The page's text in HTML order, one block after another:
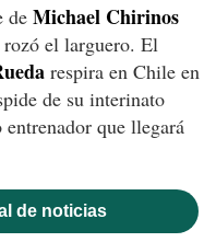
de Michael Chirinos
el larguero. El
respira en Chile en
de su interinato
que llegará
de noticias